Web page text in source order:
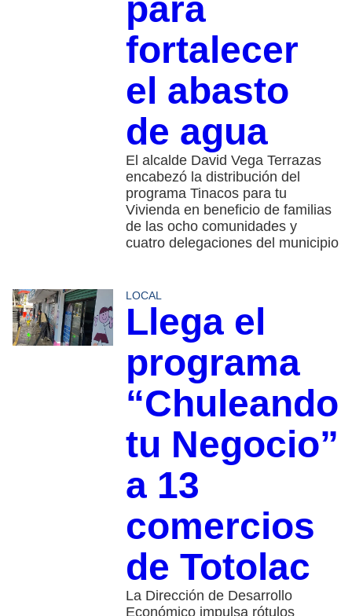
para
fortalecer
el abasto
de agua
El alcalde David Vega Terrazas
encabezó la distribución del
programa Tinacos para tu
Vivienda en beneficio de familias
de las ocho comunidades y
cuatro delegaciones del municipio
LOCAL
Llega el
programa
“Chuleando
tu Negocio”
a 13
comercios
de Totolac
La Dirección de Desarrollo
Económico impulsa rótulos